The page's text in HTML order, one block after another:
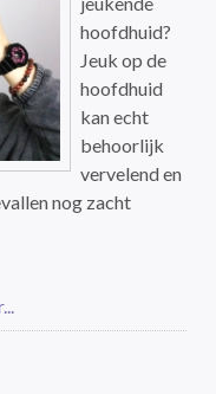
hoofdhuid?
Jeuk op de
hoofdhuid
kan echt
behoorlijk
vervelend en
nog zacht